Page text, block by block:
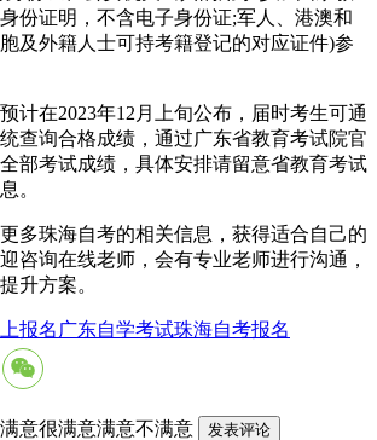
份证明，不含电子身份证;军人、港澳和
及外籍人士可持考籍登记的对应证件)参
在2023年12月上旬公布，届时考生可通
查询合格成绩，通过广东省教育考试院官
部考试成绩，具体安排请留意省教育考试
。
珠海自考的相关信息，获得适合自己的
咨询在线老师，会有专业老师进行沟通，
升方案。
报名 广东自学考试珠海自考报名
意很满意满意不满意